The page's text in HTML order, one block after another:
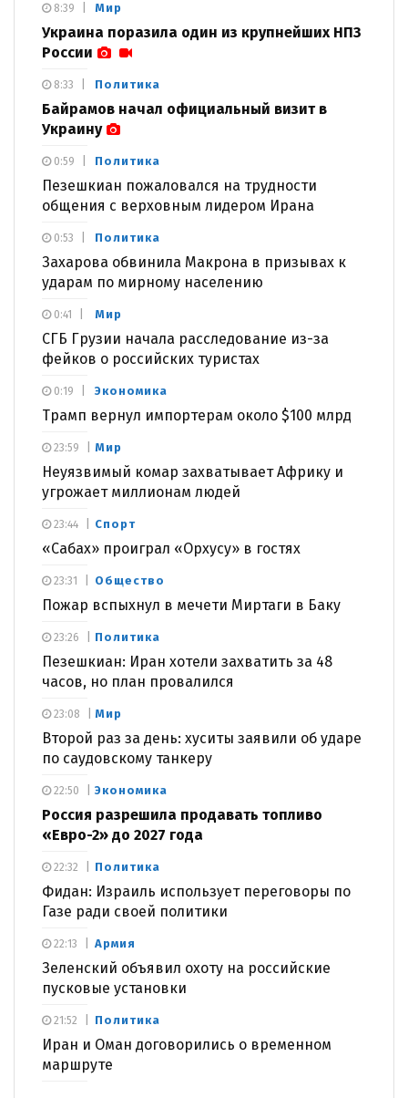
Мир
Украина поразила один из крупнейших НПЗ
России
8:39
Политика
Байрамов начал официальный визит в
Украину
8:33
Политика
Пезешкиан пожаловался на трудности
общения с верховным лидером Ирана
0:59
Политика
Захарова обвинила Макрона в призывах к
ударам по мирному населению
0:53
Мир
СГБ Грузии начала расследование из-за
фейков о российских туристах
0:41
Экономика
Трамп вернул импортерам около $100 млрд
0:19
Мир
Неуязвимый комар захватывает Африку и
угрожает миллионам людей
23:59
Спорт
«Сабах» проиграл «Орхусу» в гостях
23:44
Общество
Пожар вспыхнул в мечети Миртаги в Баку
23:31
Политика
Пезешкиан: Иран хотели захватить за 48
часов, но план провалился
23:26
Мир
Второй раз за день: хуситы заявили об ударе
по саудовскому танкеру
23:08
Экономика
Россия разрешила продавать топливо
«Евро-2» до 2027 года
22:50
Политика
Фидан: Израиль использует переговоры по
Газе ради своей политики
22:32
Армия
Зеленский объявил охоту на российские
пусковые установки
22:13
Политика
Иран и Оман договорились о временном
маршруте
21:52